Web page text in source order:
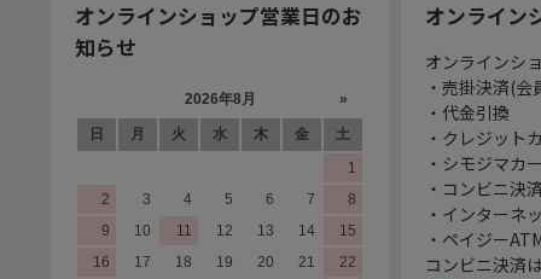
オンラインショップ営業日のお
知らせ
オンライン
オンラインシ
・売掛決済(
・代金引換
・クレジット
・シモジマカ
・コンビニ決
・インターネ
・ペイジー
コンビニ決済